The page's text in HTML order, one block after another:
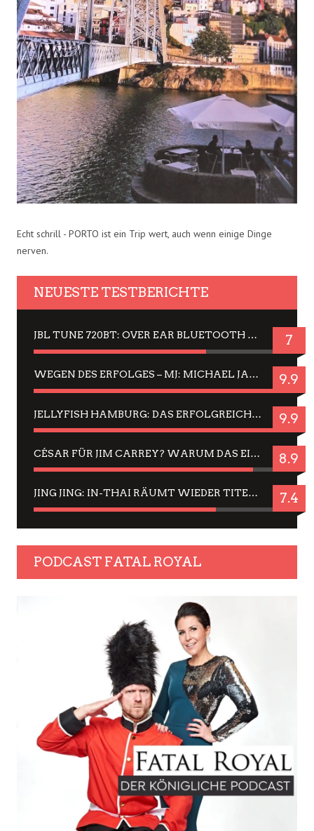
Echt schrill - PORTO ist ein Trip wert, auch wenn einige Dinge
nerven.
NEUESTE TESTBERICHTE
JBL TUNE 720BT: OVER EAR BLUETOOTH KOPFHÖRER UM DIE 50,-€ IM DAUER-TEST 7
WEGEN DES ERFOLGES – MJ: MICHAEL JACKSON MUSICAL IN EINER MATINEE SEHEN 9.9
JELLYFISH HAMBURG: DAS ERFOLGREICHE SOMMER-MENÜ 2025 IN GEFÜHLEN UND BILDERN 9.9
CÉSAR FÜR JIM CARREY? WARUM DAS EINER DER NERVIGSTEN ACTORS IST UND BLEIBT 8.9
JING JING: IN-THAI RÄUMT WIEDER TITEL AB – EIN ZWEI-STUNDEN-ERLEBNISBERICHT 7.4
PODCAST FATAL ROYAL